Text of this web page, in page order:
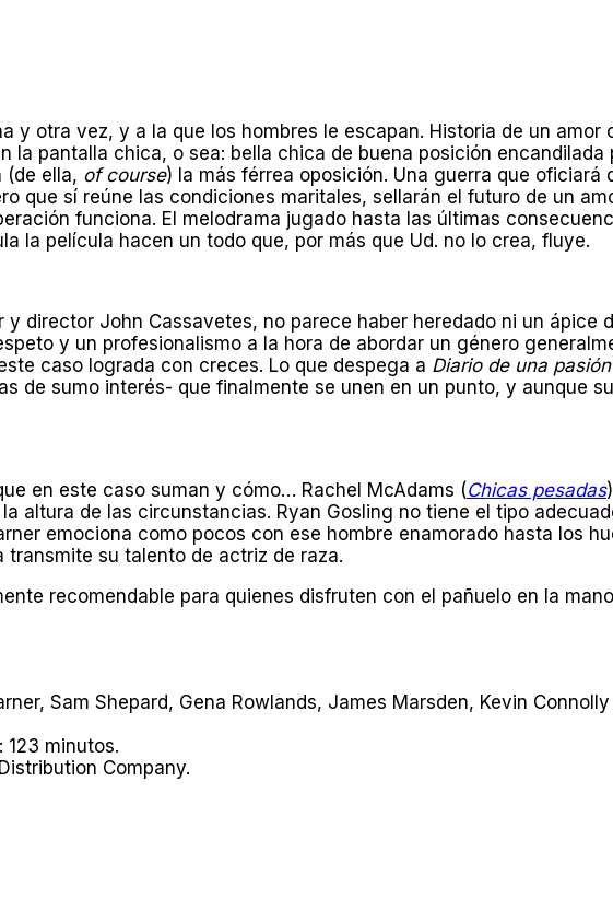
y otra vez, y a la que los hombres le escapan. Historia de un
la pantalla chica, o sea: bella chica de buena posición
(de ella, of course) la más férrea oposición. Una guerra que
que sí reúne las condiciones maritales, sellarán el futuro de un
funciona. El melodrama jugado hasta las últimas
la película hacen un todo que, por más que Ud. no lo crea, fluye.
director John Cassavetes, no parece haber heredado ni un ápice
y un profesionalismo a la hora de abordar un género
caso lograda con creces. Lo que despega a Diario de una pasión
de sumo interés- que finalmente se unen en un punto, y aunque
en este caso suman y cómo… Rachel McAdams (Chicas pesadas
altura de las circunstancias. Ryan Gosling no tiene el tipo
emociona como pocos con ese hombre enamorado hasta los
su talento de actriz de raza.
recomendable para quienes disfruten con el pañuelo en la
Sam Shepard, Gena Rowlands, James Marsden, Kevin
: 123 minutos.
Company.